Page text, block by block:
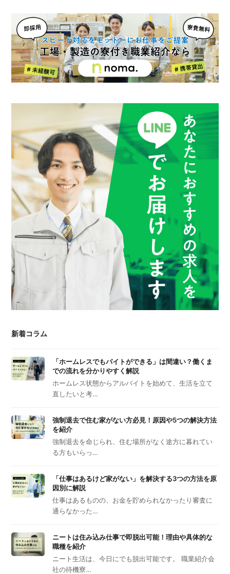
新着コラム
「ホームレスでもバイトができる」は間違い？働くま
での流れを分かりやすく解説
ホームレス状態からアルバイトを始めて、生活を立て
直したいと考…
強制退去で住む家がない方必見！原因や5つの解決方法
を紹介
強制退去を命じられ、住む場所がなく途方に暮れてい
る方もいらっ…
「仕事はあるけど家がない」を解決する3つの方法を原
因別に解説
仕事はあるものの、お金を貯められなかったり審査に
通らなかった…
ニートは住み込み仕事で即脱出可能！理由や具体的な
職種を紹介
ニート生活は、今日にでも脱出可能です。 職業紹介会
社の待機寮…